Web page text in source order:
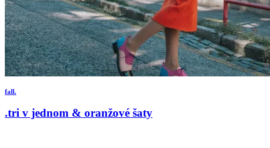
fall.
.tri v jednom & oranžové šaty